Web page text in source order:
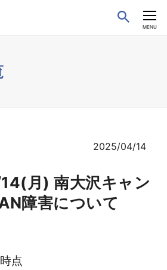
CLOSE
MENU
2025/04/14
14(月) 南大沢キャン
障害について
点